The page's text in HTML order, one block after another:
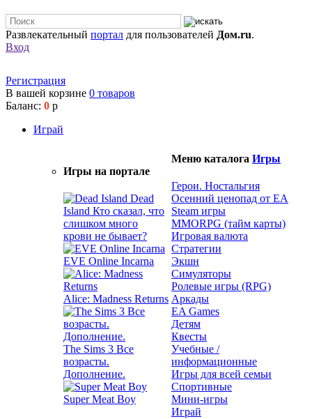
Развлекательный портал для пользователей Дом.ru.
Вход
Регистрация
В вашей корзине 0 товаров
Баланс: 0 р
Играй
Игры на портале
Dead
Island Кто сказал, что
слишком много
крови не бывает?
EVE Online Incarna
Alice: Madness Returns
The Sims 3 Все
возрасты.
Дополнение.
Super Meat Boy
Меню каталога Игры
Герои. Ностальгия
Осенний ценопад от EA
Steam игры
MMORPG (тайм карты)
Игровая валюта
Стратегии
Экшн
Симуляторы
Ролевые игры (RPG)
Аркады
EA Games
Детям
Квесты
Учебные /
информационные
Игры для всей семьи
Спортивные
Мини-игры
Играй